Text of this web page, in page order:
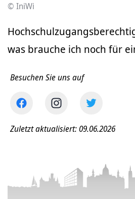
© IniWi
was brauche ich noch für
Besuchen Sie uns auf
Zuletzt aktualisiert: 09.06.2026